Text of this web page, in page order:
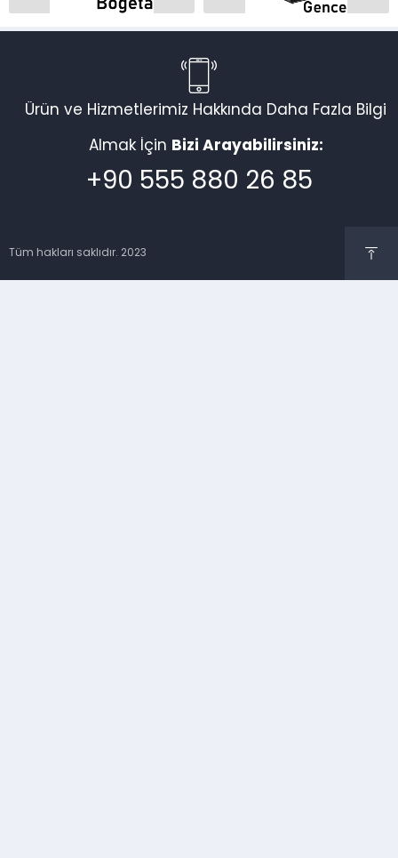
Ürün ve Hizmetlerimiz Hakkında Daha Fazla Bilgi
Almak İçin Bizi Arayabilirsiniz:
+90 555 880 26 85
Tüm hakları saklıdır. 2023